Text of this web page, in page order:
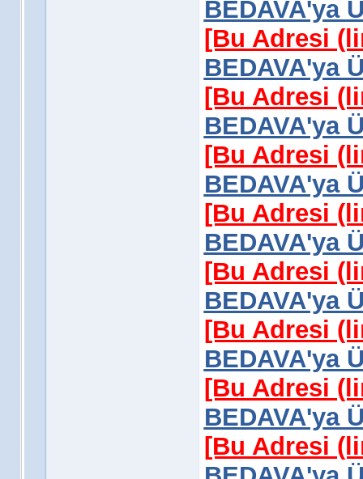
BEDAVA'ya
[Bu Adresi
BEDAVA'ya
[Bu Adresi
BEDAVA'ya
[Bu Adresi
BEDAVA'ya
[Bu Adresi
BEDAVA'ya
[Bu Adresi
BEDAVA'ya
[Bu Adresi
BEDAVA'ya
[Bu Adresi
BEDAVA'ya
[Bu Adresi